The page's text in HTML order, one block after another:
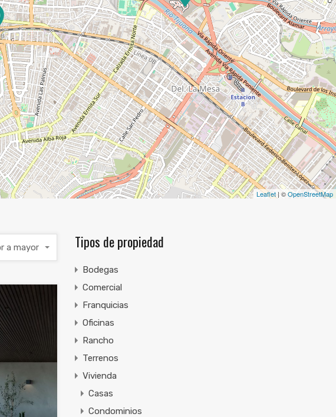
Leaflet | ©OpenStreetMap
a mayor Tipos de propiedad
Bodegas
Comercial
Franquicias
Oficinas
Rancho
Terrenos
Vivienda
Casas
Condominios